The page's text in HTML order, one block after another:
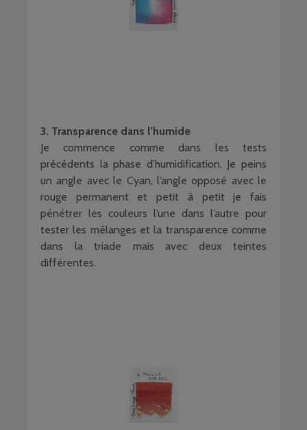
3. Transparence dans l’humide
Je commence comme dans les tests
précédents la phase d’humidification. Je peins
un angle avec le Cyan, l’angle opposé avec le
rouge permanent et petit à petit je fais
pénétrer les couleurs l’une dans l’autre pour
tester les mélanges et la transparence comme
dans la triade mais avec deux teintes
différentes.